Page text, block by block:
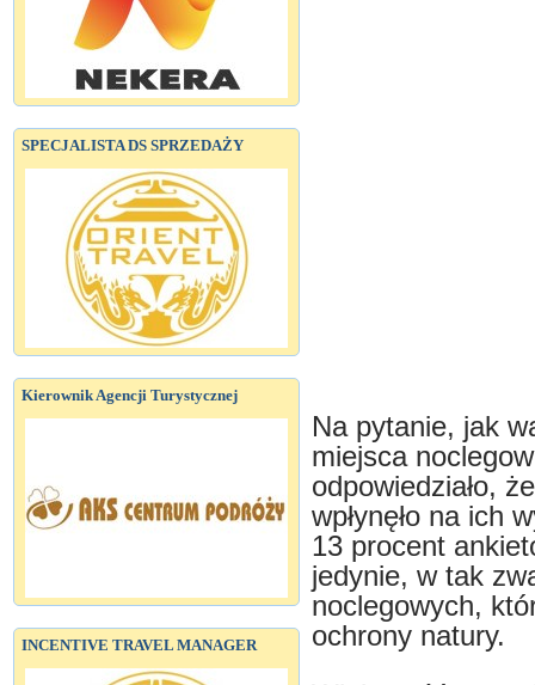
SPECJALISTA DS SPRZEDAŻY
Kierownik Agencji Turystycznej
INCENTIVE TRAVEL MANAGER
Na pytanie, jak
miejsca
odpowiedziało,
wpłynęło na ich
13 procent
jedynie, w tak
noclegowych,
ochrony natury.